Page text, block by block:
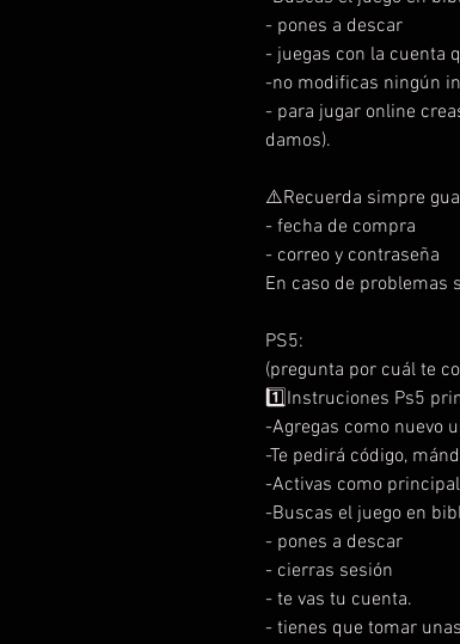
- pones a descar
- juegas con la cuenta
-no modificas ningún
- para jugar online
damos).
⚠️Recuerda simpre
- fecha de compra
- correo y contraseña
En caso de problemas
PS5:
(pregunta por cuál te
1️⃣Instruciones Ps5
-Agregas como nuevo
-Te pedirá código,
-Activas como
-Buscas el juego en
- pones a descar
- cierras sesión
- te vas tu cuenta.
- tienes que tomar